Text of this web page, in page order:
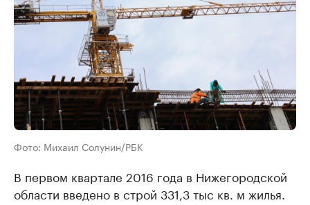
Фото: Михаил Солунин/РБК
В первом квартале 2016 года в Нижегородской
области введено в строй 331,3 тыс кв. м жилья.